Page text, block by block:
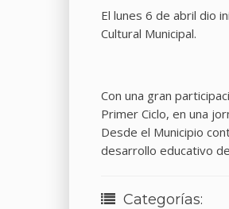
El lunes 6 de abril dio
Cultural Municipal.
Con una gran
Primer Ciclo, en una
Desde el Municipio
desarrollo educativo
Categorías: